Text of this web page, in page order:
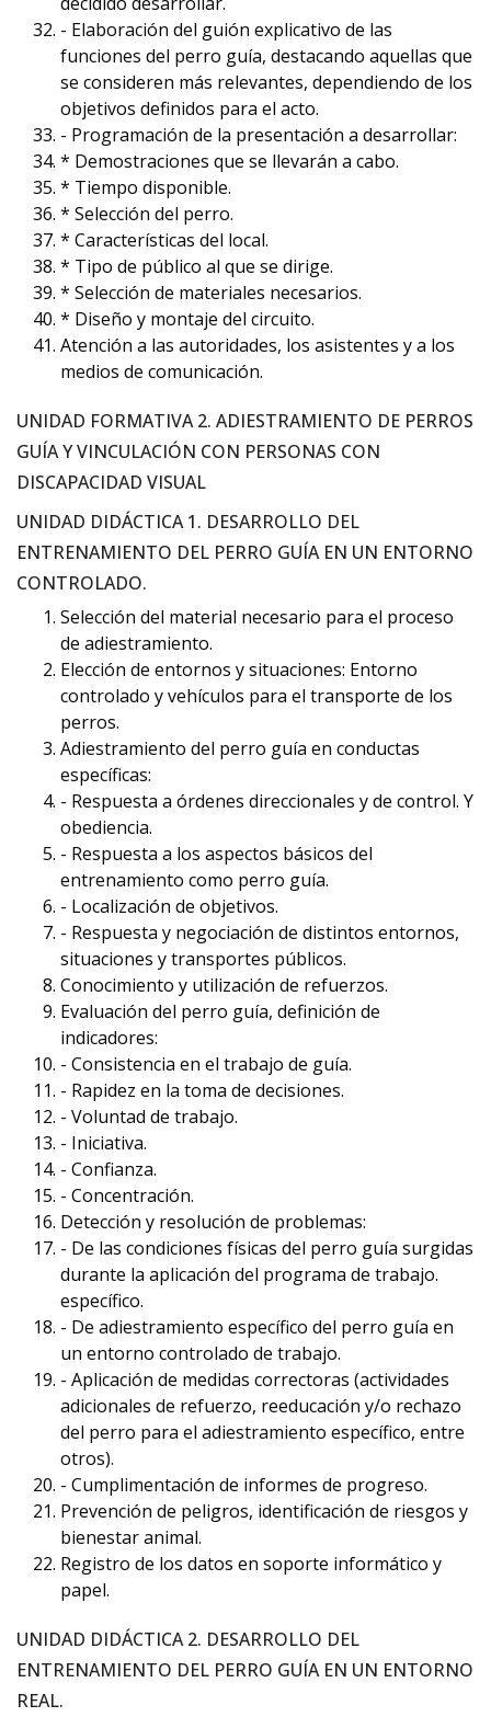
- Elaboración del guión explicativo de las
funciones del perro guía, destacando aquellas que
se consideren más relevantes, dependiendo de los
objetivos definidos para el acto.
- Programación de la presentación a desarrollar:
* Demostraciones que se llevarán a cabo.
* Tiempo disponible.
* Selección del perro.
* Características del local.
* Tipo de público al que se dirige.
* Selección de materiales necesarios.
* Diseño y montaje del circuito.
Atención a las autoridades, los asistentes y a los
medios de comunicación.
UNIDAD FORMATIVA 2. ADIESTRAMIENTO DE PERROS
GUÍA Y VINCULACIÓN CON PERSONAS CON
DISCAPACIDAD VISUAL
UNIDAD DIDÁCTICA 1. DESARROLLO DEL
ENTRENAMIENTO DEL PERRO GUÍA EN UN ENTORNO
CONTROLADO.
Selección del material necesario para el proceso
de adiestramiento.
Elección de entornos y situaciones: Entorno
controlado y vehículos para el transporte de los
perros.
Adiestramiento del perro guía en conductas
específicas:
- Respuesta a órdenes direccionales y de control. Y
obediencia.
- Respuesta a los aspectos básicos del
entrenamiento como perro guía.
- Localización de objetivos.
- Respuesta y negociación de distintos entornos,
situaciones y transportes públicos.
Conocimiento y utilización de refuerzos.
Evaluación del perro guía, definición de
indicadores:
- Consistencia en el trabajo de guía.
- Rapidez en la toma de decisiones.
- Voluntad de trabajo.
- Iniciativa.
- Confianza.
- Concentración.
Detección y resolución de problemas:
- De las condiciones físicas del perro guía surgidas
durante la aplicación del programa de trabajo.
específico.
- De adiestramiento específico del perro guía en
un entorno controlado de trabajo.
- Aplicación de medidas correctoras (actividades
adicionales de refuerzo, reeducación y/o rechazo
del perro para el adiestramiento específico, entre
otros).
- Cumplimentación de informes de progreso.
Prevención de peligros, identificación de riesgos y
bienestar animal.
Registro de los datos en soporte informático y
papel.
UNIDAD DIDÁCTICA 2. DESARROLLO DEL
ENTRENAMIENTO DEL PERRO GUÍA EN UN ENTORNO
REAL.